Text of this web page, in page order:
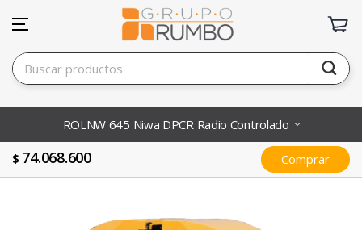
ROLNW 645 Niwa DPCR Radio Controlado
Comprar
$ 74.068.600